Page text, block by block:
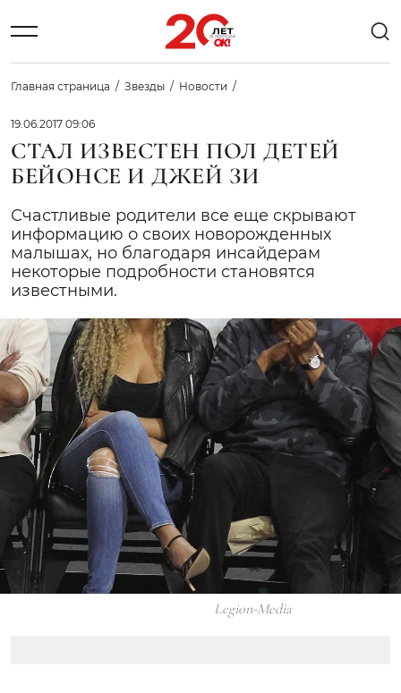
Главная страница Звезды Новости
19.06.2017 09:06
СТАЛ ИЗВЕСТЕН ПОЛ ДЕТЕЙ
БЕЙОНСЕ И ДЖЕЙ ЗИ
Счастливые родители все еще скрывают
информацию о своих новорожденных
малышах, но благодаря инсайдерам
некоторые подробности становятся
известными.
Legion-Media